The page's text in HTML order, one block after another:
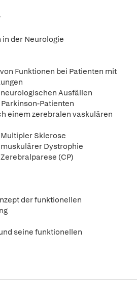
der Neurologie
Funktionen bei Patienten mit
Ausfällen
Patienten
einem zerebralen vaskulären
Sklerose
Dystrophie
(CP)
der funktionellen
seine funktionellen